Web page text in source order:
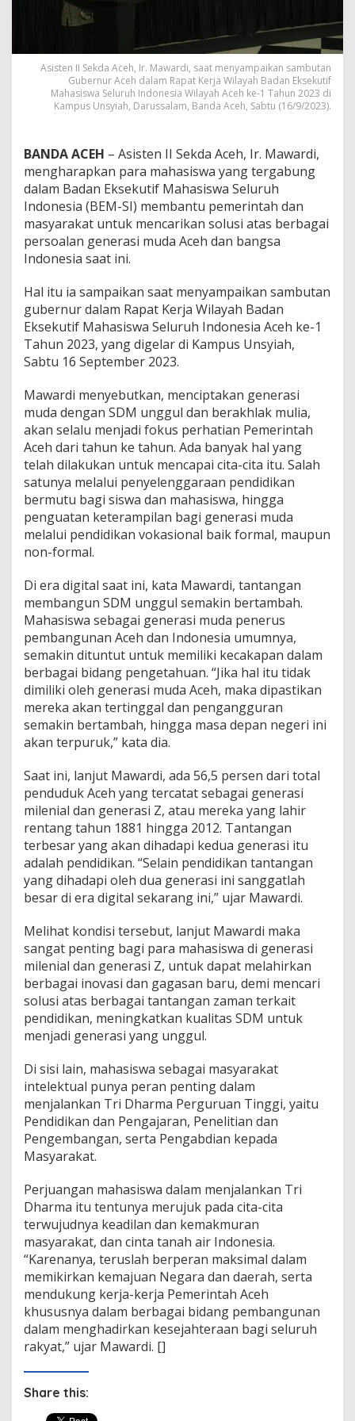
s
w
a
B
a
u
P
e
m
e
r
i
h
a
g
a
G
n
e
r
a
s
i
M
u
d
a
A
h
Asisten II Sekda Aceh, Ir. Mawardi, saat menyampaikan sambutan
Gubernur Aceh dalam Rapat Kerja Wilayah Badan Eksekutif
Mahasiswa Seluruh Indonesia Wilayah Aceh ke-1 Tahun 2023 di
Kampus Unsyiah, Darussalam, Banda Aceh, Sabtu (16/9/2023).
BANDA ACEH – Asisten II Sekda Aceh, Ir. Mawardi,
mengharapkan para mahasiswa yang tergabung
dalam Badan Eksekutif Mahasiswa Seluruh
Indonesia (BEM-SI) membantu pemerintah dan
masyarakat untuk mencarikan solusi atas berbagai
persoalan generasi muda Aceh dan bangsa
Indonesia saat ini.
Hal itu ia sampaikan saat menyampaikan sambutan
gubernur dalam Rapat Kerja Wilayah Badan
Eksekutif Mahasiswa Seluruh Indonesia Aceh ke-1
Tahun 2023, yang digelar di Kampus Unsyiah,
Sabtu 16 September 2023.
Mawardi menyebutkan, menciptakan generasi
muda dengan SDM unggul dan berakhlak mulia,
akan selalu menjadi fokus perhatian Pemerintah
Aceh dari tahun ke tahun. Ada banyak hal yang
telah dilakukan untuk mencapai cita-cita itu. Salah
satunya melalui penyelenggaraan pendidikan
bermutu bagi siswa dan mahasiswa, hingga
penguatan keterampilan bagi generasi muda
melalui pendidikan vokasional baik formal, maupun
non-formal.
Di era digital saat ini, kata Mawardi, tantangan
membangun SDM unggul semakin bertambah.
Mahasiswa sebagai generasi muda penerus
pembangunan Aceh dan Indonesia umumnya,
semakin dituntut untuk memiliki kecakapan dalam
berbagai bidang pengetahuan. “Jika hal itu tidak
dimiliki oleh generasi muda Aceh, maka dipastikan
mereka akan tertinggal dan pengangguran
semakin bertambah, hingga masa depan negeri ini
akan terpuruk,” kata dia.
Saat ini, lanjut Mawardi, ada 56,5 persen dari total
penduduk Aceh yang tercatat sebagai generasi
milenial dan generasi Z, atau mereka yang lahir
rentang tahun 1881 hingga 2012. Tantangan
terbesar yang akan dihadapi kedua generasi itu
adalah pendidikan. “Selain pendidikan tantangan
yang dihadapi oleh dua generasi ini sanggatlah
besar di era digital sekarang ini,” ujar Mawardi.
Melihat kondisi tersebut, lanjut Mawardi maka
sangat penting bagi para mahasiswa di generasi
milenial dan generasi Z, untuk dapat melahirkan
berbagai inovasi dan gagasan baru, demi mencari
solusi atas berbagai tantangan zaman terkait
pendidikan, meningkatkan kualitas SDM untuk
menjadi generasi yang unggul.
Di sisi lain, mahasiswa sebagai masyarakat
intelektual punya peran penting dalam
menjalankan Tri Dharma Perguruan Tinggi, yaitu
Pendidikan dan Pengajaran, Penelitian dan
Pengembangan, serta Pengabdian kepada
Masyarakat.
Perjuangan mahasiswa dalam menjalankan Tri
Dharma itu tentunya merujuk pada cita-cita
terwujudnya keadilan dan kemakmuran
masyarakat, dan cinta tanah air Indonesia.
“Karenanya, teruslah berperan maksimal dalam
memikirkan kemajuan Negara dan daerah, serta
mendukung kerja-kerja Pemerintah Aceh
khususnya dalam berbagai bidang pembangunan
dalam menghadirkan kesejahteraan bagi seluruh
rakyat,” ujar Mawardi. []
Share this: